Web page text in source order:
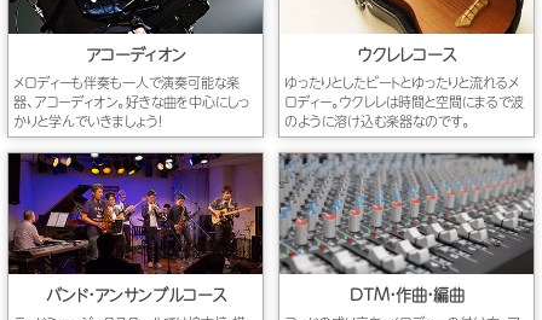
アコーディオン
メロディーも伴奏も一人で演奏可能な楽
器、アコーディオン。好きな曲を中心にしっ
かりと学んでいきましょう！
ウクレレコース
ゆったりとしたビートとゆったりと流れるメ
ロディー。ウクレレは時間と空間にまるで波
のように溶け込む楽器なのです。
バンド・アンサンブルコース DTM・作曲・編曲